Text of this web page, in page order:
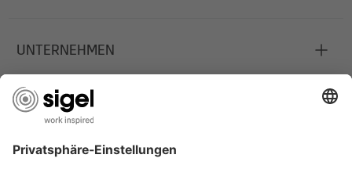
UNTERNEHMEN
JOBS